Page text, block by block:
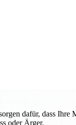
dafür, dass Ihre
oder Ärger.